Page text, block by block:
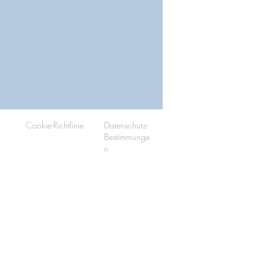
Cookie-Richtlinie
Datenschutz-
Bestimmunge
n